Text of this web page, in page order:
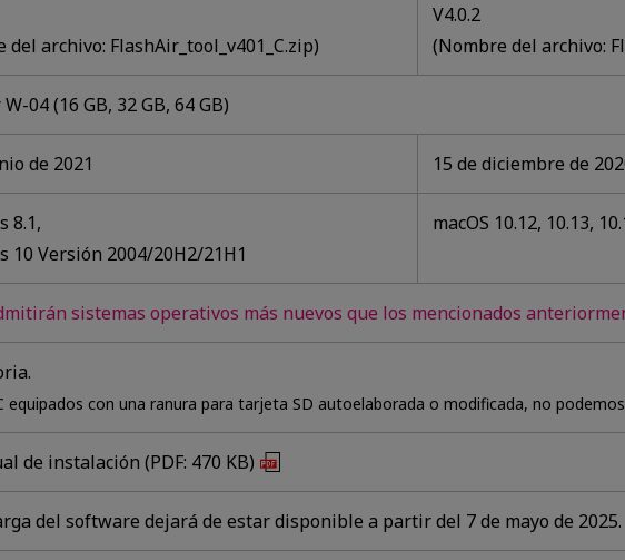
del archivo: FlashAir_tool_v401_C.zip)
V4.0.2
(Nombre del archivo:
04 (16 GB, 32 GB, 64 GB)
de 2021 15 de diciembre de
8.1,
10 Versión 2004/20H2/21H1
macOS 10.12, 10.13,
sistemas operativos más nuevos que los mencionados
equipados con una ranura para tarjeta SD autoelaborada o modificada, no
de instalación (PDF: 470 KB)
del software dejará de estar disponible a partir del 7 de mayo de 2025.